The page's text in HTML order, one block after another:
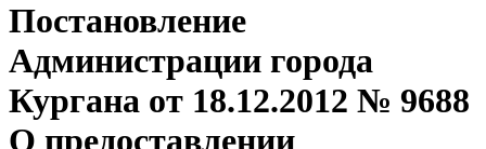
Постановление
Администрации города
Кургана от 18.12.2012 № 9688
О предоставлении